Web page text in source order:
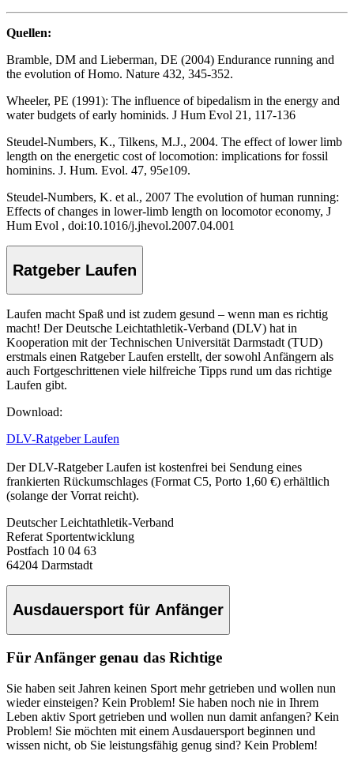
Quellen:
Bramble, DM and Lieberman, DE (2004) Endurance running and
the evolution of Homo. Nature 432, 345-352.
Wheeler, PE (1991): The influence of bipedalism in the energy and
water budgets of early hominids. J Hum Evol 21, 117-136
Steudel-Numbers, K., Tilkens, M.J., 2004. The effect of lower limb
length on the energetic cost of locomotion: implications for fossil
hominins. J. Hum. Evol. 47, 95e109.
Steudel-Numbers, K. et al., 2007 The evolution of human running:
Effects of changes in lower-limb length on locomotor economy, J
Hum Evol , doi:10.1016/j.jhevol.2007.04.001
Ratgeber Laufen
Laufen macht Spaß und ist zudem gesund – wenn man es richtig
macht! Der Deutsche Leichtathletik-Verband (DLV) hat in
Kooperation mit der Technischen Universität Darmstadt (TUD)
erstmals einen Ratgeber Laufen erstellt, der sowohl Anfängern als
auch Fortgeschrittenen viele hilfreiche Tipps rund um das richtige
Laufen gibt.
Download:
DLV-Ratgeber Laufen
Der DLV-Ratgeber Laufen ist kostenfrei bei Sendung eines
frankierten Rückumschlages (Format C5, Porto 1,60 €) erhältlich
(solange der Vorrat reicht).
Deutscher Leichtathletik-Verband
Referat Sportentwicklung
Postfach 10 04 63
64204 Darmstadt
Ausdauersport für Anfänger
Für Anfänger genau das Richtige
Sie haben seit Jahren keinen Sport mehr getrieben und wollen nun
wieder einsteigen? Kein Problem! Sie haben noch nie in Ihrem
Leben aktiv Sport getrieben und wollen nun damit anfangen? Kein
Problem! Sie möchten mit einem Ausdauersport beginnen und
wissen nicht, ob Sie leistungsfähig genug sind? Kein Problem!